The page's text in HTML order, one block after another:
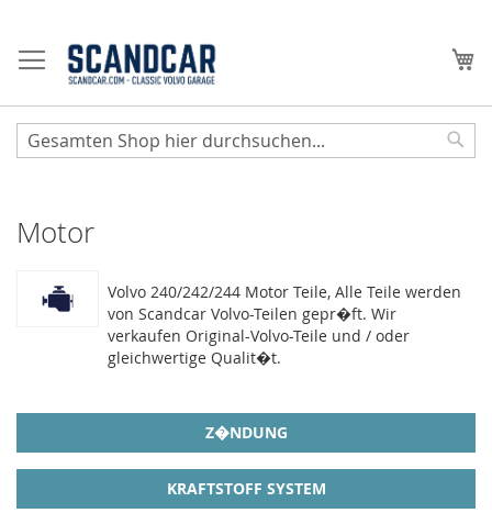
Inhalt
springen
Motor
Volvo 240/242/244 Motor Teile, Alle Teile werden
von Scandcar Volvo-Teilen gepr�ft. Wir
verkaufen Original-Volvo-Teile und / oder
gleichwertige Qualit�t.
Z�NDUNG
KRAFTSTOFF SYSTEM